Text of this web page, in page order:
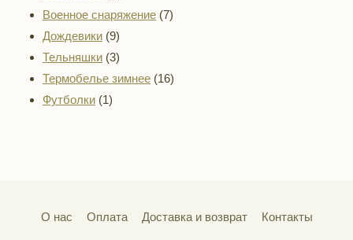
товара
Военное снаряжение 77
Дождевики 99
товаров
Тельняшки 33
товара
Термобелье зимнее 1616
Футболки 11
О нас Оплата Доставка и возврат Контакты